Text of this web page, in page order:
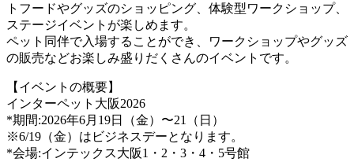
トフードやグッズのショッピング、体験型ワークショップ、
ステージイベントが楽しめます。
ペット同伴で入場することができ、ワークショップやグッズ
の販売などお楽しみ盛りだくさんのイベントです。
【イベントの概要】
インターペット大阪2026
*期間:2026年6月19日（金）〜21（日）
※6/19（金）はビジネスデーとなります。
*会場:インテックス大阪1・2・3・4・5号館